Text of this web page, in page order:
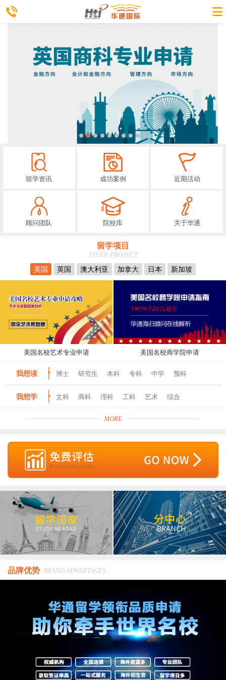
留学资讯 成功案例 近期活动
顾问团队 院校库 关于华通
留学项目
STUDY PROJECT
美国
英国 澳大利亚 加拿大 日本 新加坡
美国名校艺术专业申请 美国名校商学院申请
我想读 博士 研究生 本科 专科 中学 预科
我想学 文科 商科 理科 工科 艺术 综合
MORE
品牌优势 BRAND ADVANTAGES